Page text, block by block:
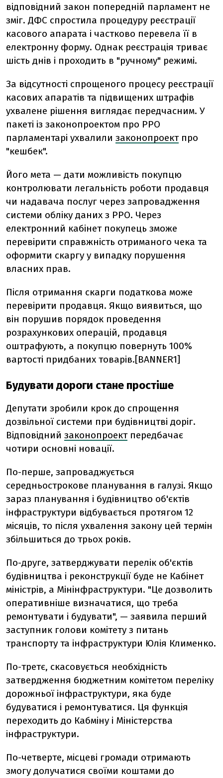
відповідний закон попередній парламент не
зміг. ДФС спростила процедуру реєстрації
касового апарата і частково перевела її в
електронну форму. Однак реєстрація триває
шість днів і проходить в "ручному" режимі.
За відсутності спрощеного процесу реєстрації
касових апаратів та підвищених штрафів
ухвалене рішення виглядає передчасним. У
пакеті із законопроектом про РРО
парламентарі ухвалили законопроектпро
"кешбек".
Його мета — дати можливість покупцю
контролювати легальність роботи продавця
чи надавача послуг через запровадження
системи обліку даних з РРО. Через
електронний кабінет покупець зможе
перевірити справжність отриманого чека та
оформити скаргу у випадку порушення
власних прав.
Після отримання скарги податкова може
перевірити продавця. Якщо виявиться, що
він порушив порядок проведення
розрахункових операцій, продавця
оштрафують, а покупцю повернуть 100%
вартості придбаних товарів.[BANNER1]
Будувати дороги стане простіше
Депутати зробили крок до спрощення
дозвільної системи при будівництві доріг.
Відповідний законопроектпередбачає
чотири основні новації.
По-перше, запроваджується
середньострокове планування в галузі. Якщо
зараз планування і будівництво об'єктів
інфраструктури відбувається протягом 12
місяців, то після ухвалення закону цей термін
збільшиться до трьох років.
По-друге, затверджувати перелік об'єктів
будівництва і реконструкції буде не Кабінет
міністрів, а Мінінфраструктури. "Це дозволить
оперативніше визначатися, що треба
ремонтувати і будувати", — заявила перший
заступник голови комітету з питань
транспорту та інфраструктури Юлія Клименко.
По-третє, скасовується необхідність
затвердження бюджетним комітетом переліку
дорожньої інфраструктури, яка буде
будуватися і ремонтуватися. Ця функція
переходить до Кабміну і Міністерства
інфраструктури.
По-четверте, місцеві громади отримають
змогу долучатися своїми коштами до